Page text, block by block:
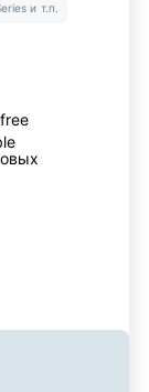
и т.п.
free